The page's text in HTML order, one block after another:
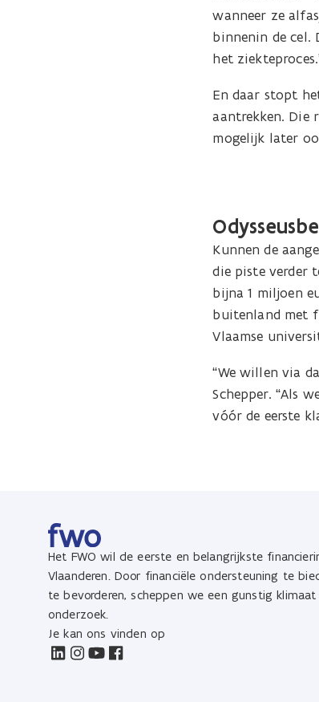
wanneer ze
binnenin de cel.
het
En daar stopt
aantrekken. Die
mogelijk later
Kunnen de
die piste verder
bijna 1 miljoen
buitenland met
Vlaamse
“We willen via
Schepper. “Als
vóór de eerste
Het FWO wil de eerste en belangrijkste
Vlaanderen. Door financiële ondersteuning te
te bevorderen, scheppen we een gunstig
onderzoek.
Je kan ons vinden op